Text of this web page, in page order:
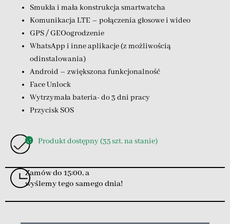
Smukła i mała konstrukcja smartwatcha
Komunikacja LTE – połączenia głosowe i wideo
GPS / GEOogrodzenie
WhatsApp i inne aplikacje (z możliwością
odinstalowania)
Android – zwiększona funkcjonalność
Face Unlock
Wytrzymała bateria- do 3 dni pracy
Przycisk SOS
Produkt dostępny (35 szt. na stanie)
Zamów do 15:00, a
wyślemy tego samego dnia!